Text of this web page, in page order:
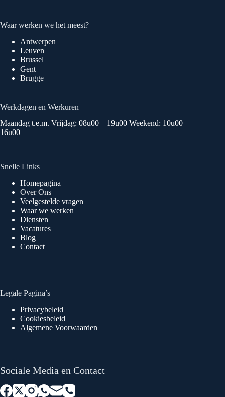
Waar werken we het meest?
Antwerpen
Leuven
Brussel
Gent
Brugge
Werkdagen en Werkuren
Maandag t.e.m. Vrijdag: 08u00 – 19u00 Weekend: 10u00 –
16u00
Snelle Links
Homepagina
Over Ons
Veelgestelde vragen
Waar we werken
Diensten
Vacatures
Blog
Contact
Legale Pagina’s
Privacybeleid
Cookiesbeleid
Algemene Voorwaarden
Sociale Media en Contact